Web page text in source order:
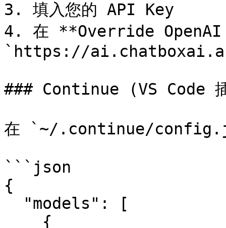
3. 填入您的 API Key
4. 在 **Override OpenAI
`https://
### Continue (VS Code
在 `~/.continue/
```json
{